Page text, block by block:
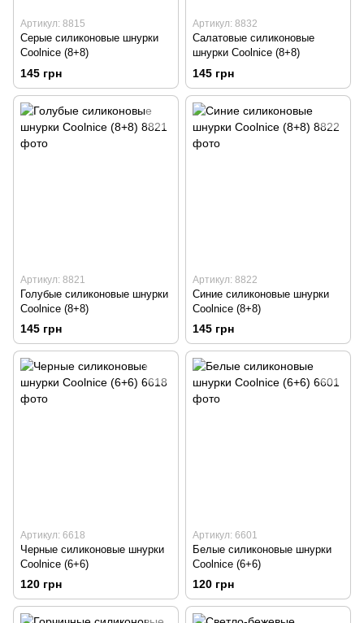
Артикул: 8815
Серые силиконовые шнурки
Coolnice (8+8)
145 грн
Артикул: 8832
Салатовые силиконовые
шнурки Coolnice (8+8)
145 грн
Артикул: 8821
Голубые силиконовые шнурки
Coolnice (8+8)
145 грн
Артикул: 8822
Синие силиконовые шнурки
Coolnice (8+8)
145 грн
Артикул: 6618
Черные силиконовые шнурки
Coolnice (6+6)
120 грн
Артикул: 6601
Белые силиконовые шнурки
Coolnice (6+6)
120 грн